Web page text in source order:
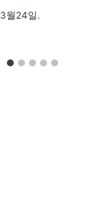
월24일.